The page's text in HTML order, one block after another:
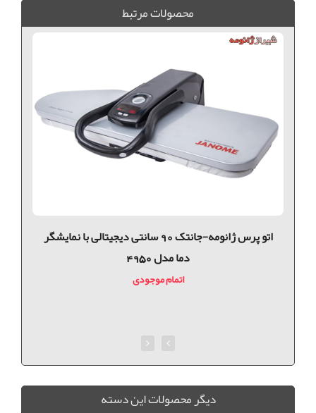
محصولات مرتبط
اتو پرس ژانومه-جانتک 90 سانتی دیجیتالی با نمایشگر
دما مدل 4950
اتمام موجودی
ديگر محصولات اين دسته